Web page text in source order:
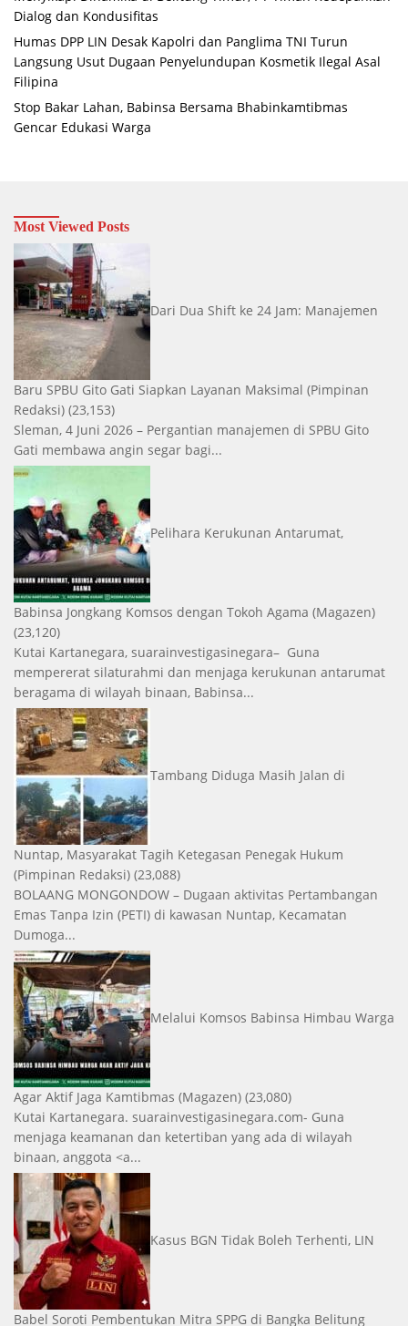
Dialog dan Kondusifitas
Humas DPP LIN Desak Kapolri dan Panglima TNI Turun
Langsung Usut Dugaan Penyelundupan Kosmetik Ilegal Asal
Filipina
Stop Bakar Lahan, Babinsa Bersama Bhabinkamtibmas
Gencar Edukasi Warga
Most Viewed Posts
Dari Dua Shift ke 24 Jam: Manajemen
Baru SPBU Gito Gati Siapkan Layanan Maksimal (Pimpinan
Redaksi) (23,153)
Sleman, 4 Juni 2026 – Pergantian manajemen di SPBU Gito
Gati membawa angin segar bagi...
Pelihara Kerukunan Antarumat,
Babinsa Jongkang Komsos dengan Tokoh Agama (Magazen)
(23,120)
Kutai Kartanegara, suarainvestigasinegara– Guna
mempererat silaturahmi dan menjaga kerukunan antarumat
beragama di wilayah binaan, Babinsa...
Tambang Diduga Masih Jalan di
Nuntap, Masyarakat Tagih Ketegasan Penegak Hukum
(Pimpinan Redaksi) (23,088)
BOLAANG MONGONDOW – Dugaan aktivitas Pertambangan
Emas Tanpa Izin (PETI) di kawasan Nuntap, Kecamatan
Dumoga...
Melalui Komsos Babinsa Himbau Warga
Agar Aktif Jaga Kamtibmas (Magazen) (23,080)
Kutai Kartanegara. suarainvestigasinegara.com- Guna
menjaga keamanan dan ketertiban yang ada di wilayah
binaan, anggota <a...
Kasus BGN Tidak Boleh Terhenti, LIN
Babel Soroti Pembentukan Mitra SPPG di Bangka Belitung